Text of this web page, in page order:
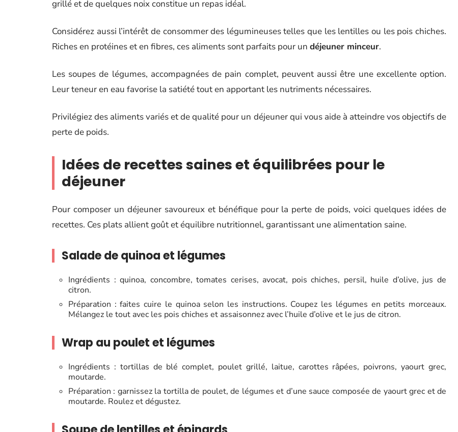
grillé et de quelques noix constitue un repas idéal.
Considérez aussi l’intérêt de consommer des légumineuses telles que les lentilles ou les pois chiches.
Riches en protéines et en fibres, ces aliments sont parfaits pour un déjeuner minceur.
Les soupes de légumes, accompagnées de pain complet, peuvent aussi être une excellente option.
Leur teneur en eau favorise la satiété tout en apportant les nutriments nécessaires.
Privilégiez des aliments variés et de qualité pour un déjeuner qui vous aide à atteindre vos objectifs de
perte de poids.
Idées de recettes saines et équilibrées pour le
déjeuner
Pour composer un déjeuner savoureux et bénéfique pour la perte de poids, voici quelques idées de
recettes. Ces plats allient goût et équilibre nutritionnel, garantissant une alimentation saine.
Salade de quinoa et légumes
Ingrédients : quinoa, concombre, tomates cerises, avocat, pois chiches, persil, huile d’olive, jus de
citron.
Préparation : faites cuire le quinoa selon les instructions. Coupez les légumes en petits morceaux.
Mélangez le tout avec les pois chiches et assaisonnez avec l’huile d’olive et le jus de citron.
Wrap au poulet et légumes
Ingrédients : tortillas de blé complet, poulet grillé, laitue, carottes râpées, poivrons, yaourt grec,
moutarde.
Préparation : garnissez la tortilla de poulet, de légumes et d’une sauce composée de yaourt grec et de
moutarde. Roulez et dégustez.